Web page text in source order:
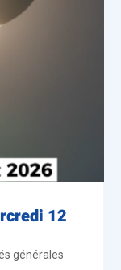
12
générales